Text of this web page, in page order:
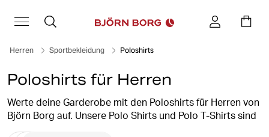
Herren Sportbekleidung Poloshirts
Poloshirts für Herren
Werte deine Garderobe mit den Poloshirts für Herren von
Björn Borg auf. Unsere Polo Shirts und Polo T-Shirts sind
sowohl für Stil als auch für Komfort entworfen und in